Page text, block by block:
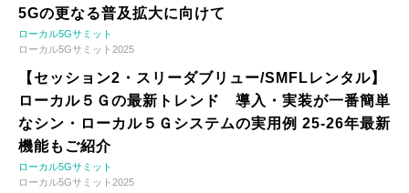
5Gの更なる普及拡大に向けて
ローカル5Gサミット
ローカル5Gサミット2025
【セッション2・スリーダブリュー/SMFLレンタル】
ローカル５Ｇの最新トレンド 導入・実装が一番簡単
なシン・ローカル５Ｇシステムの実用例 25-26年最新
機能もご紹介
ローカル5Gサミット
ローカル5Gサミット2025